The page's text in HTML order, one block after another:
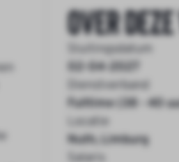
Over
Sluitingsdatum
02-04-2027
Dienstverband
Fulltime (38 - 40
Locatie
Nuth, Limburg
Salaris